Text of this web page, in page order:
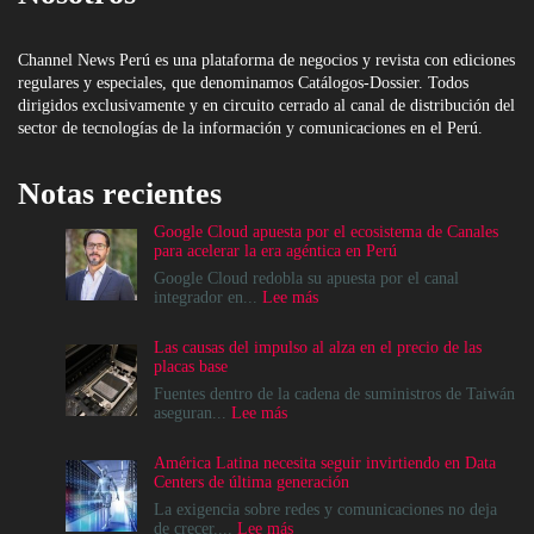
Channel News Perú es una plataforma de negocios y revista con ediciones
regulares y especiales, que denominamos Catálogos-Dossier. Todos
dirigidos exclusivamente y en circuito cerrado al canal de distribución del
sector de tecnologías de la información y comunicaciones en el Perú.
Notas recientes
Google Cloud apuesta por el ecosistema de Canales
para acelerar la era agéntica en Perú
Google Cloud redobla su apuesta por el canal
integrador en... Lee más:
apuesta
el
para
acelerar
la
era
Las causas del impulso al alza en el precio de las
placas base
Fuentes dentro de la cadena de suministros de Taiwán
aseguran... Lee más:
del
impulso
al
alza
América Latina necesita seguir invirtiendo en Data
Centers de última generación
La exigencia sobre redes y comunicaciones no deja
de crecer.... Lee más: